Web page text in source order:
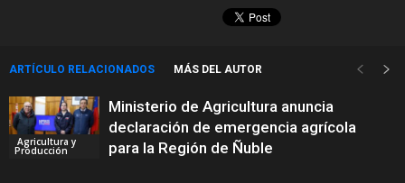
ARTÍCULO RELACIONADOS MÁS DEL AUTOR
Agricultura y
Producción
Ministerio de Agricultura anuncia
declaración de emergencia agrícola
para la Región de Ñuble